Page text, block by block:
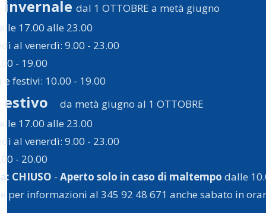
invernale dal 1 OTTOBRE a metà giugno
17.00 alle 23.00
al venerdì: 9.00 - 23.00
- 19.00
e festivi: 10.00 - 19.00
estivo
da metà giugno al 1 OTTOBRE
17.00 alle 23.00
al venerdì: 9.00 - 23.00
- 20.00
CHIUSO - Aperto solo in caso di maltempo dalle
per informazioni al 345 92 48 671 anche sabato in